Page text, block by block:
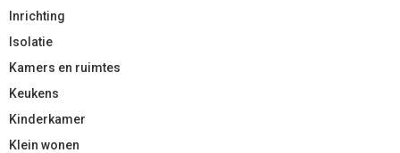
Inrichting
Isolatie
Kamers en ruimtes
Keukens
Kinderkamer
Klein wonen